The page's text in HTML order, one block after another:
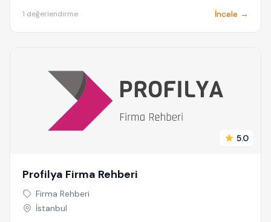
1 değerlendirme İncele →
5.0
Profilya Firma Rehberi
Firma Rehberi
İstanbul